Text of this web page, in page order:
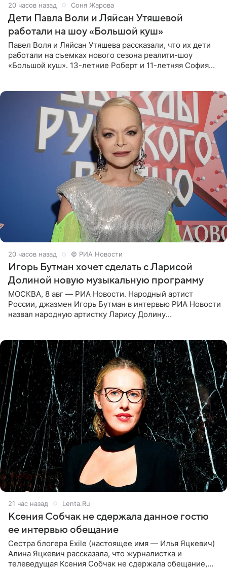
20 часов назад Соня Жарова
Дети Павла Воли и Ляйсан Утяшевой
работали на шоу «Большой куш»
Павел Воля и Ляйсан Утяшева рассказали, что их дети
работали на съемках нового сезона реалити-шоу
«Большой куш». 13-летние Роберт и 11-летняя София
20 часов назад © РИА Новости
Игорь Бутман хочет сделать с Ларисой
Долиной новую музыкальную программу
МОСКВА, 8 авг — РИА Новости. Народный артист
России, джазмен Игорь Бутман в интервью РИА Новости
назвал народную артистку Ларису Долину
21 час назад Lenta.Ru
Ксения Собчак не сдержала данное гостю
ее интервью обещание
Сестра блогера Exile (настоящее имя — Илья Яцкевич)
Алина Яцкевич рассказала, что журналистка и
телеведущая Ксения Собчак не сдержала обещание,